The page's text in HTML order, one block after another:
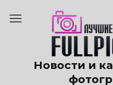
содержанию
Новости и